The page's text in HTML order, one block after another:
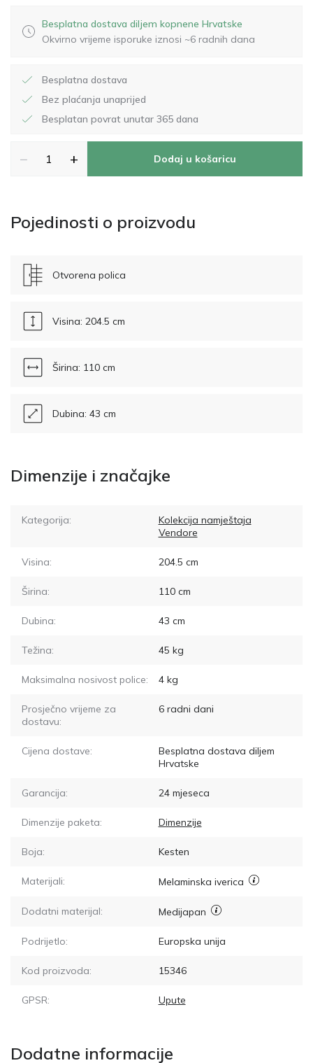
Besplatna dostava diljem kopnene Hrvatske
Okvirno vrijeme isporuke iznosi ~6 radnih dana
Besplatna dostava
Bez plaćanja unaprijed
Besplatan povrat unutar 365 dana
− + Dodaj u košaricu
Pojedinosti o proizvodu
Otvorena polica
Visina: 204.5 cm
Širina: 110 cm
Dubina: 43 cm
Dimenzije i značajke
Kategorija:
Kolekcija namještaja
Vendore
Visina: 204.5 cm
Širina: 110cm
Dubina: 43 cm
Težina: 45 kg
Maksimalna nosivost police: 4kg
Prosječno vrijeme za
dostavu:
6radni dani
Cijena dostave:
Besplatna dostava diljem
Hrvatske
Garancija: 24 mjeseca
Dimenzije paketa: Dimenzije
Boja: Kesten
Materijali: Melaminska iverica
Dodatni materijal: Medijapan
Podrijetlo: Europska unija
Kod proizvoda: 15346
GPSR: Upute
Dodatne informacije